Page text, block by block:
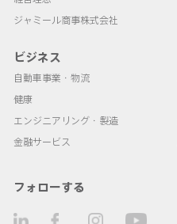
ジャミール商事株式会社
ビジネス
自動車事業・物流
健康
エンジニアリング・製造
金融サービス
フォローする